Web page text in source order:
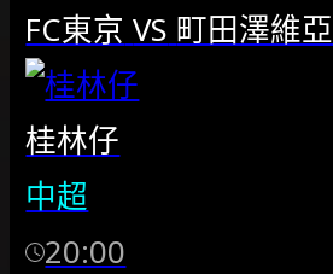
FC東京 VS 町田澤維亞
桂林仔
中超
20:00